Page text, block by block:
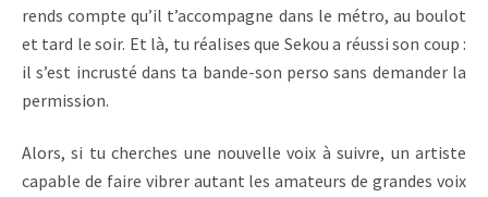
rends compte qu’il t’accompagne dans le métro, au boulot
et tard le soir. Et là, tu réalises que Sekou a réussi son coup :
il s’est incrusté dans ta bande-son perso sans demander la
permission.
Alors, si tu cherches une nouvelle voix à suivre, un artiste
capable de faire vibrer autant les amateurs de grandes voix